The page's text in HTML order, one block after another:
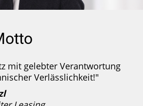
mit gelebter Verantwortung
Verlässlichkeit!"